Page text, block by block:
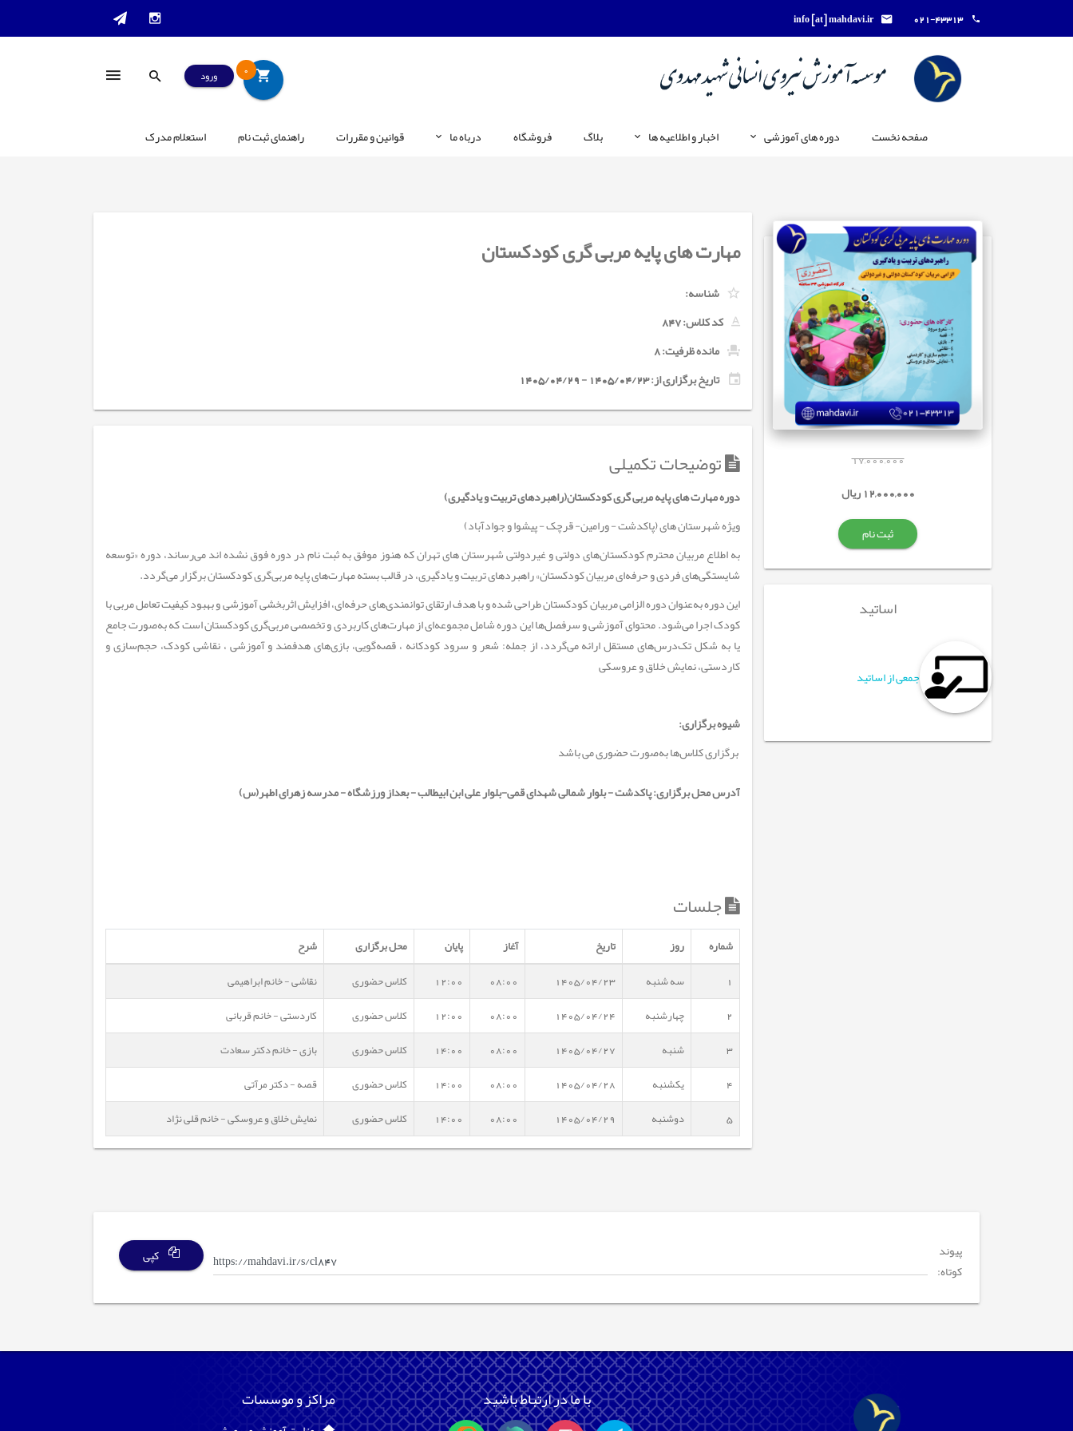
021-43313
info [at] mahdavi.ir
0 ورود
صفحه نخست دوره های آموزشی اخبار و اطلاعیه ها بلاگ فروشگاه درباه ما قوانین و مقررات راهنمای ثبت نام استعلام مدرک
17,000,000
12,000,000 ریال
ثبت نام
اساتید
جمعی از اساتید
مهارت های پایه مربی گری کودکستان
شناسه:
کد کلاس:847
مانده ظرفیت: 8
تاریخ برگزاری از: 1405/04/23 - 1405/04/29
توضیحات تکمیلی
دوره مهارت های پایه مربی گری کودکستان(راهبردهای تربیت و یادگیری)
ویژه شهرستان های (پاکدشت - ورامین- قرچک - پیشوا و جوادآباد)
به اطلاع مربیان محترم کودکستان‌های دولتی و غیردولتی شهرستان های تهران که هنوز موفق به ثبت نام در دوره فوق نشده اند می‌رساند، دوره «توسعه
شایستگی‌های فردی و حرفه‌ای مربیان کودکستان» راهبردهای تربیت و یادگیری، در قالب بسته مهارت‌های پایه مربی‌گری کودکستان برگزار می‌گردد.
این دوره به‌عنوان دوره الزامی مربیان کودکستان طراحی شده و با هدف ارتقای توانمندی‌های حرفه‌ای، افزایش اثربخشی آموزشی و بهبود کیفیت تعامل مربی با
کودک اجرا می‌شود. محتوای آموزشی و سرفصل‌ها این دوره شامل مجموعه‌ای از مهارت‌های کاربردی و تخصصی مربی‌گری کودکستان است که به‌صورت جامع
یا به شکل تک‌درس‌های مستقل ارائه می‌گردد، از جمله: شعر و سرود کودکانه ، قصه‌گویی، بازی‌های هدفمند و آموزشی ، نقاشی کودک، حجم‌سازی و
کاردستی، نمایش خلاق و عروسکی
شیوه برگزاری:
برگزاری کلاس‌ها به‌صورت حضوری می باشد
آدرس محل برگزاری: پاکدشت - بلوار شمالی شهدای قمی-بلوار علی ابن ابیطالب - بعداز ورزشگاه - مدرسه زهرای اطهر(س)
جلسات
شماره روز تاریخ آغاز پایان محل برگزاری
شرح
1
سه شنبه 1405/04/23
08:00
12:00 کلاس حضوری
نقاشی - خانم ابراهیمی
2
چهارشنبه 1405/04/24
08:00
12:00 کلاس حضوری
کاردستی - خانم قربانی
3
شنبه 1405/04/27
08:00
14:00 کلاس حضوری
بازی - خانم دکتر سعادت
4
یکشنبه 1405/04/28
08:00
14:00 کلاس حضوری
قصه - دکتر مرآتی
5
دوشنبه 1405/04/29
08:00
14:00 کلاس حضوری نمایش خلاق و عروسکی - خانم قلی نژاد
پیوند
کوتاه:
کپی
با ما در ارتباط باشید مراکز و موسسات